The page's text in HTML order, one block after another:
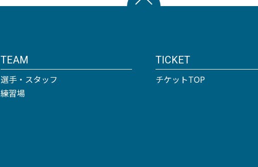
TEAM
選手・スタッフ
練習場
TICKET
チケットTOP